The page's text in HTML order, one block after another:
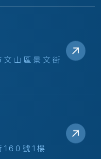
文山區景文街
160號1樓